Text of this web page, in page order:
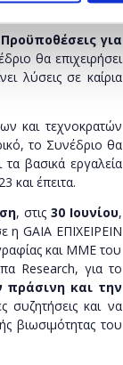
για
θα επιχειρήσει
λύσεις σε καίρια
και τεχνοκρατών
το Συνέδριο θα
βασικά εργαλεία
και έπειτα.
, στις 30 Ιουνίου,
η GAIA ΕΠΙΧΕΙΡΕΙΝ
και ΜΜΕ του
Research, για το
πράσινη και την
συζητήσεις και να
βιωσιμότητας του